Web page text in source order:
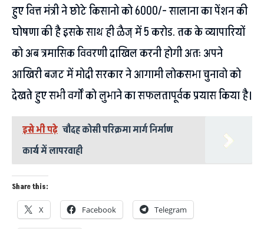
हुए वित्त मंत्री ने छोटे किसानो को 6000/- सालाना का पेंशन की
घोषणा की है इसके साथ ही ळैज् में 5 करोड. तक के व्यापारियों
को अब त्रमासिक विवरणी दाखिल करनी होगी अतः अपने
आखिरी बजट में मोदी सरकार ने आगामी लोकसभा चुनावो को
देखते हुए सभी वर्गों को लुभाने का सफलतापूर्वक प्रयास किया है।
इसे भी पढ़े चौदह कोसी परिक्रमा मार्ग निर्माण
कार्य में लापरवाही
Share this:
X Facebook Telegram